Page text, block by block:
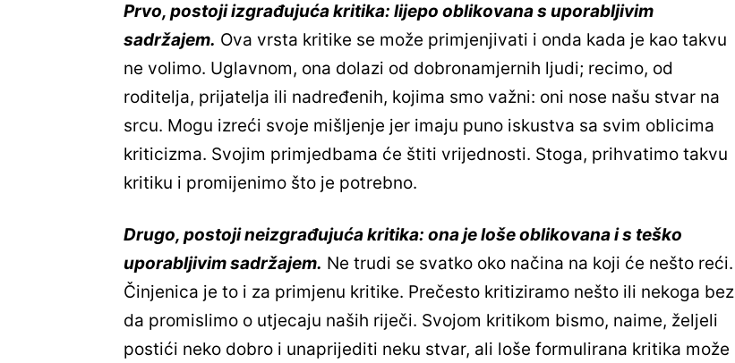
Prvo, postoji izgrađujuća kritika: lijepo oblikovana s uporabljivim
sadržajem. Ova vrsta kritike se može primjenjivati i onda kada je kao takvu
ne volimo. Uglavnom, ona dolazi od dobronamjernih ljudi; recimo, od
roditelja, prijatelja ili nadređenih, kojima smo važni: oni nose našu stvar na
srcu. Mogu izreći svoje mišljenje jer imaju puno iskustva sa svim oblicima
kriticizma. Svojim primjedbama će štiti vrijednosti. Stoga, prihvatimo takvu
kritiku i promijenimo što je potrebno.
Drugo, postoji neizgrađujuća kritika: ona je loše oblikovana i s teško
uporabljivim sadržajem. Ne trudi se svatko oko načina na koji će nešto reći.
Činjenica je to i za primjenu kritike. Prečesto kritiziramo nešto ili nekoga bez
da promislimo o utjecaju naših riječi. Svojom kritikom bismo, naime, željeli
postići neko dobro i unaprijediti neku stvar, ali loše formulirana kritika može